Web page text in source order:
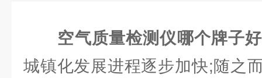
空气质量检测仪哪个牌子好
城镇化发展进程逐步加快;随之